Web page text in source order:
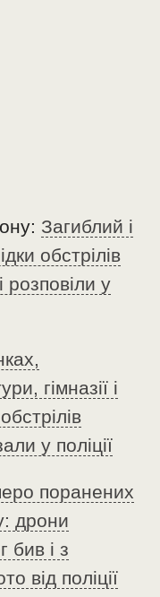
Загиблий і
обстрілів
розповіли у
гімназії і
у поліції
поранених
дрони
бив і з
від поліції